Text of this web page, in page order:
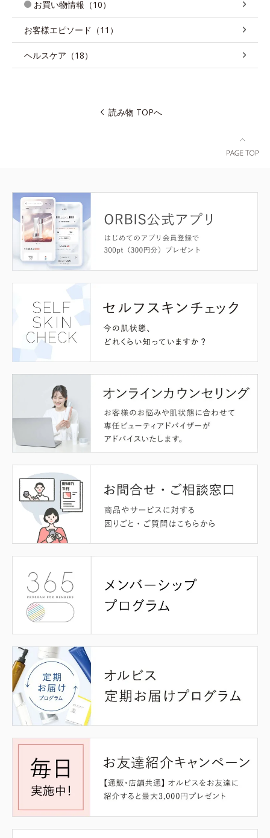
お買い物情報（10）
お客様エピソード（11）
ヘルスケア（18）
読み物 TOPへ